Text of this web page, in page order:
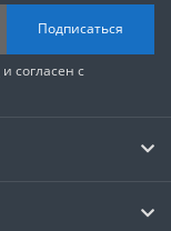
Подписаться
и согласен с